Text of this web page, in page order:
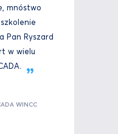
mnóstwo
Pan Ryszard
w wielu
WINCC